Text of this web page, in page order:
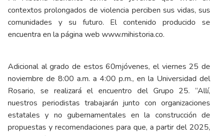
contextos prolongados de violencia perciben sus vidas, sus
comunidades y su futuro. El contenido producido se
encuentra en la página web www.mihistoria.co.
Adicional al grado de estos 60mjóvenes, el viernes 25 de
noviembre de 8:00 a.m. a 4:00 p.m., en la Universidad del
Rosario, se realizará el encuentro del Grupo 25. “Allí,
nuestros periodistas trabajarán junto con organizaciones
estatales y no gubernamentales en la construcción de
propuestas y recomendaciones para que, a partir del 2025,